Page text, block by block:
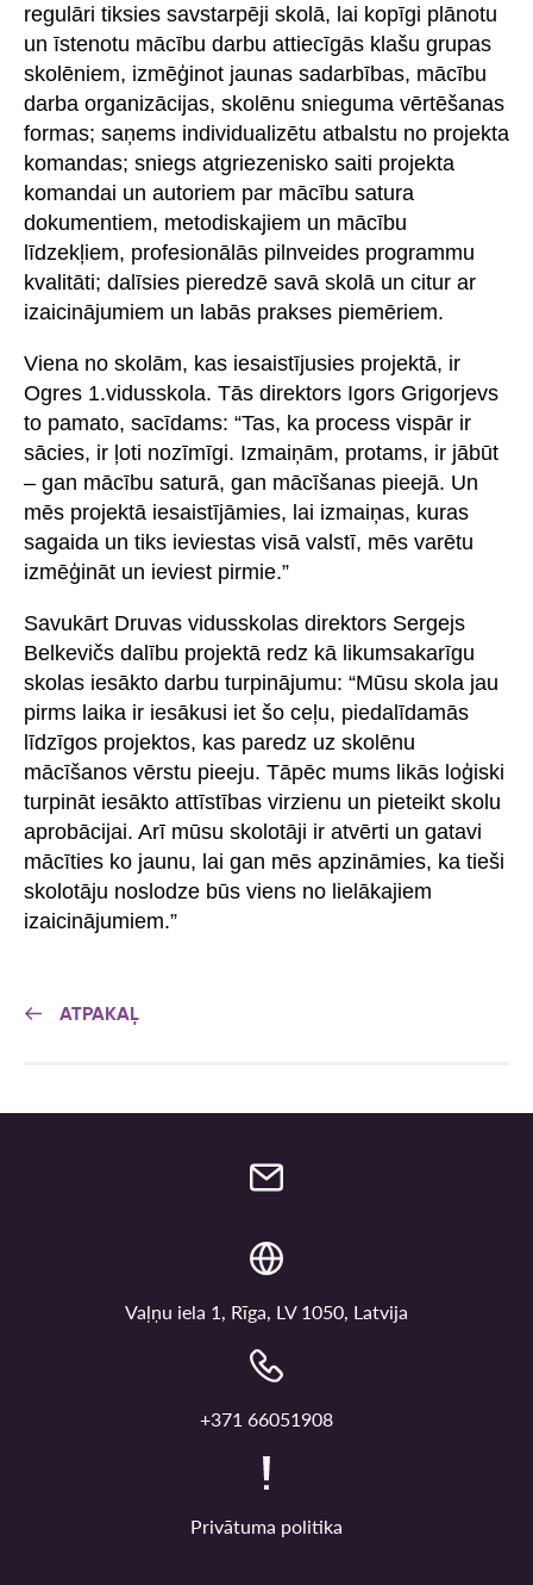
regulāri tiksies savstarpēji skolā, lai kopīgi plānotu
un īstenotu mācību darbu attiecīgās klašu grupas
skolēniem, izmēģinot jaunas sadarbības, mācību
darba organizācijas, skolēnu snieguma vērtēšanas
formas; saņems individualizētu atbalstu no projekta
komandas; sniegs atgriezenisko saiti projekta
komandai un autoriem par mācību satura
dokumentiem, metodiskajiem un mācību
līdzekļiem, profesionālās pilnveides programmu
kvalitāti; dalīsies pieredzē savā skolā un citur ar
izaicinājumiem un labās prakses piemēriem.
Viena no skolām, kas iesaistījusies projektā, ir
Ogres 1.vidusskola. Tās direktors Igors Grigorjevs
to pamato, sacīdams: “Tas, ka process vispār ir
sācies, ir ļoti nozīmīgi. Izmaiņām, protams, ir jābūt
– gan mācību saturā, gan mācīšanas pieejā. Un
mēs projektā iesaistījāmies, lai izmaiņas, kuras
sagaida un tiks ieviestas visā valstī, mēs varētu
izmēģināt un ieviest pirmie.”
Savukārt Druvas vidusskolas direktors Sergejs
Belkevičs dalību projektā redz kā likumsakarīgu
skolas iesākto darbu turpinājumu: “Mūsu skola jau
pirms laika ir iesākusi iet šo ceļu, piedalīdamās
līdzīgos projektos, kas paredz uz skolēnu
mācīšanos vērstu pieeju. Tāpēc mums likās loģiski
turpināt iesākto attīstības virzienu un pieteikt skolu
aprobācijai. Arī mūsu skolotāji ir atvērti un gatavi
mācīties ko jaunu, lai gan mēs apzināmies, ka tieši
skolotāju noslodze būs viens no lielākajiem
izaicinājumiem.”
ATPAKAĻ
Vaļņu iela 1, Rīga, LV 1050, Latvija
+371 66051908
Privātuma politika